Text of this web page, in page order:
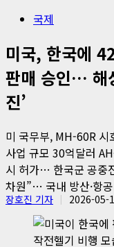
국제
미국, 한국에
판매 승인… 해
진’
미 국무부, MH-60R
사업 규모 30억달러
시 허가… 한국군 공중
차원”… 국내 방산·항
장호진 기자 2026-05-